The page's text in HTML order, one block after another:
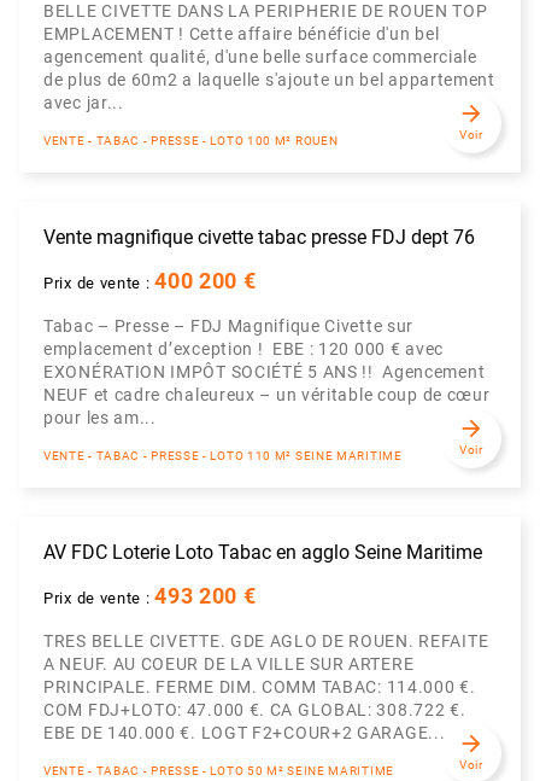
BELLE CIVETTE DANS LA PERIPHERIE DE ROUEN TOP
EMPLACEMENT ! Cette affaire bénéficie d'un bel
agencement qualité, d'une belle surface commerciale
de plus de 60m2 a laquelle s'ajoute un bel appartement
avec jar...
VENTE - TABAC - PRESSE - LOTO 100 M² ROUEN
arrow_forward
Voir
Vente magnifique civette tabac presse FDJ dept 76
Prix de vente :400 200 €
Tabac – Presse – FDJ Magnifique Civette sur
emplacement d’exception ! EBE : 120 000 € avec
EXONÉRATION IMPÔT SOCIÉTÉ 5 ANS !! Agencement
NEUF et cadre chaleureux – un véritable coup de cœur
pour les am...
VENTE - TABAC - PRESSE - LOTO 110 M² SEINE MARITIME
arrow_forward
Voir
AV FDC Loterie Loto Tabac en agglo Seine Maritime
Prix de vente :493 200 €
TRES BELLE CIVETTE. GDE AGLO DE ROUEN. REFAITE
A NEUF. AU COEUR DE LA VILLE SUR ARTERE
PRINCIPALE. FERME DIM. COMM TABAC: 114.000 €.
COM FDJ+LOTO: 47.000 €. CA GLOBAL: 308.722 €.
EBE DE 140.000 €. LOGT F2+COUR+2 GARAGE...
VENTE - TABAC - PRESSE - LOTO 50 M² SEINE MARITIME
arrow_forward
Voir